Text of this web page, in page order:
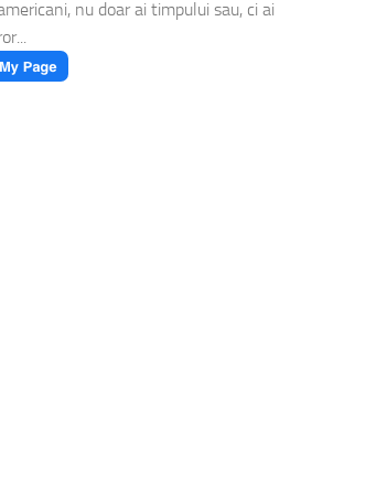
nu doar ai timpului sau, ci ai